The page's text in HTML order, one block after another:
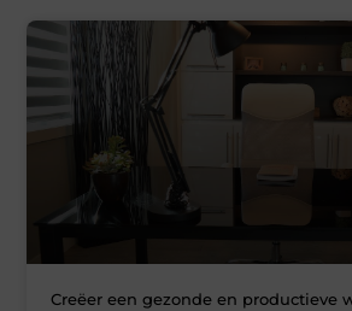
Creëer een gezonde en productieve